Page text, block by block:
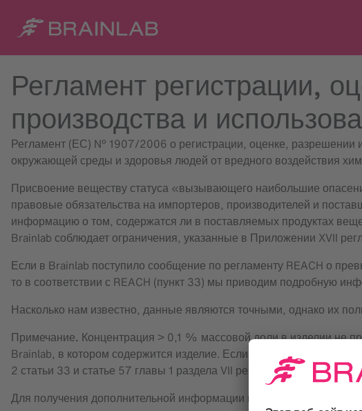
Регламент регистрации,
производства и
Регламент (ЕС) № 1907/2006 о регистрации, оценке, разрешении
окружающей среды и здоровья людей от вредного воздействия
Присвоение веществу статуса «вызывающего наибольшие
правовые обязательства на импортеров, производителей и
информацию о том, содержатся ли в поставляемых продуктах
Brainlab соблюдает ограничения, указанные в Приложении XVII
Если в Brainlab поступило сообщение по регламенту REACH о
то в соответствии с REACH (пункт 33) мы приводим подробную
Насколько нам известно, данные являются точными, однако их
Примечание. Концентрация > 0,1 % массовой доли в изделии не
Brainlab, в котором содержится изделие. Если изделие не
2 статьи 33 и статье 57 главы 1 раздела VII регламента REACH ЕС,
Для получения дополнительной информации или при